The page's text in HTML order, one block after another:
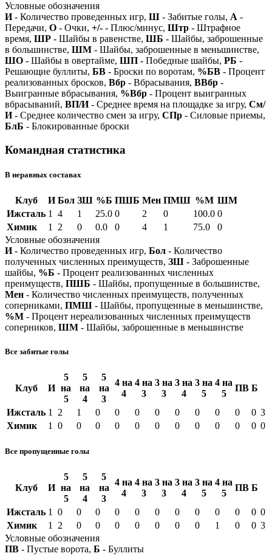
Условные обозначения
И- Количество проведенных игр, Ш - Забитые голы, А -
Передачи, О - Очки, +/- - Плюс/минус, Штр - Штрафное
время, ШР - Шайбы в равенстве, ШБ - Шайбы, заброшенные
в большинстве, ШМ - Шайбы, заброшенные в меньшинстве,
ШО - Шайбы в овертайме, ШП - Победные шайбы, РБ -
Решающие буллиты, БВ - Броски по воротам, %БВ - Процент
реализованных бросков, Вбр - Вбрасывания, ВВбр -
Выигранные вбрасывания, %Вбр - Процент выигранных
вбрасываний, ВП/И- Среднее время на площадке за игру, См/
И- Среднее количество смен за игру, СПр - Силовые приемы,
БлБ - Блокированные броски
Командная статистика
В неравных составах
Клуб И Бол ЗШ %Б ПШБ Мен ПМШ %М ШМ
Ижсталь 1 4 1 25.0 0 2 0 100.0 0
Химик
1 2 0 0.0 0 4 1 75.0
0
Условные обозначения
И- Количество проведенных игр, Бол - Количество
полученных численных преимуществ, ЗШ - Заброшенные
шайбы, %Б - Процент реализованных численных
преимуществ, ПШБ - Шайбы, пропущенные в большинстве,
Мен - Количество численных преимуществ, полученных
соперниками, ПМШ - Шайбы, пропущенные в меньшинстве,
%М - Процент нереализованных численных преимуществ
соперников, ШМ - Шайбы, заброшенные в меньшинстве
Все забитые голы
Клуб И
5
на
5
5
на
4
5
на
3
4 на
4
4 на
3
3 на
3
3 на
4
3 на
5
4 на
5
ПВ Б
Ижсталь 1 2 1 0 0 0 0 0 0 0 0 0 3
Химик
1 0 0 0 0 0 0 0 0 0 0 0 0
Все пропущенные голы
Клуб И
5
на
5
5
на
4
5
на
3
4 на
4
4 на
3
3 на
3
3 на
4
3 на
5
4 на
5
ПВ Б
Ижсталь 1 0 0 0 0 0 0 0 0 0 0 0 0
Химик
1 2 0 0 0 0 0 0 0 1 0 0 3
Условные обозначения
ПВ - Пустые ворота, Б - Буллиты